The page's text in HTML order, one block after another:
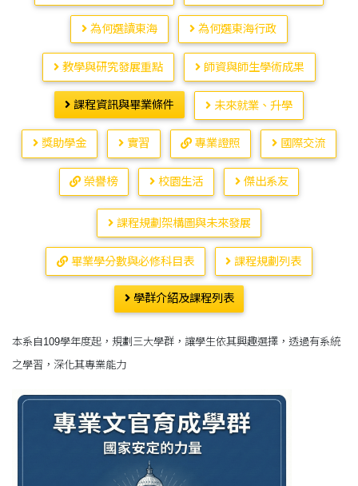
為何選讀東海 為何選東海行政
教學與研究發展重點 師資與師生學術成果
課程資訊與畢業條件 未來就業、升學
獎助學金 實習 專業證照 國際交流
榮譽榜 校園生活 傑出系友
課程規劃架構圖與未來發展
畢業學分數與必修科目表 課程規劃列表
學群介紹及課程列表
本系自109學年度起，規劃三大學群，讓學生依其興趣選擇，透過有系統
之學習，深化其專業能力